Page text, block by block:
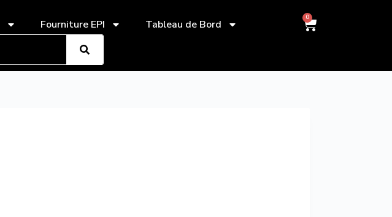
Fourniture EPI Tableau de Bord
0